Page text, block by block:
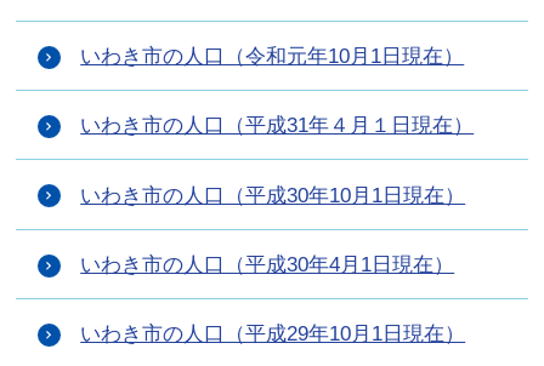
いわき市の人口（令和元年10月1日現在）
いわき市の人口（平成31年４月１日現在）
いわき市の人口（平成30年10月1日現在）
いわき市の人口（平成30年4月1日現在）
いわき市の人口（平成29年10月1日現在）